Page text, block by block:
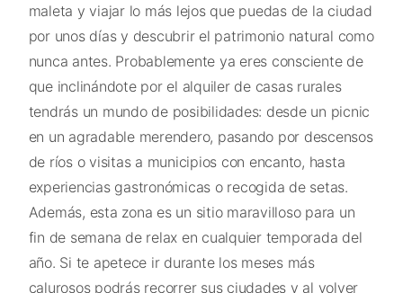
maleta y viajar lo más lejos que puedas de la ciudad
por unos días y descubrir el patrimonio natural como
nunca antes. Probablemente ya eres consciente de
que inclinándote por el alquiler de casas rurales
tendrás un mundo de posibilidades: desde un picnic
en un agradable merendero, pasando por descensos
de ríos o visitas a municipios con encanto, hasta
experiencias gastronómicas o recogida de setas.
Además, esta zona es un sitio maravilloso para un
fin de semana de relax en cualquier temporada del
año. Si te apetece ir durante los meses más
calurosos podrás recorrer sus ciudades y al volver